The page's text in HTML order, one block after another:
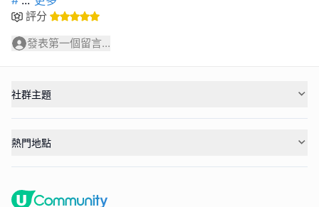
評分
發表第一個留言...
社群主題
熱門地點